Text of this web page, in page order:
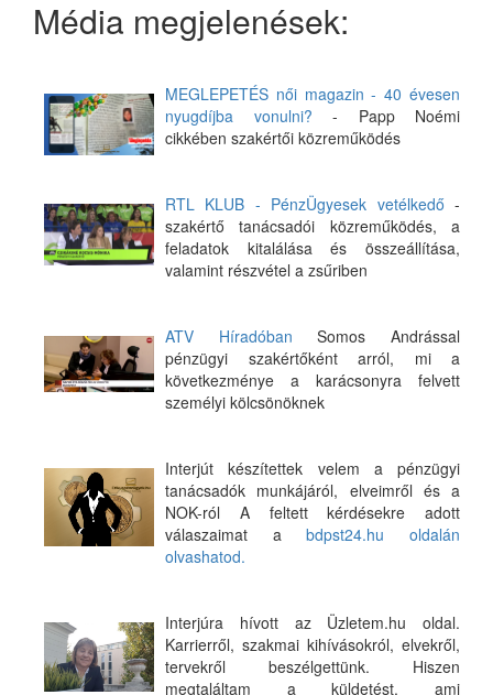
Média megjelenések:
MEGLEPETÉS női magazin - 40 évesen
nyugdíjba vonulni? - Papp Noémi
cikkében szakértői közreműködés
RTL KLUB - PénzÜgyesek vetélkedő -
szakértő tanácsadói közreműködés, a
feladatok kitalálása és összeállítása,
valamint részvétel a zsűriben
ATV Híradóban Somos Andrással
pénzügyi szakértőként arról, mi a
következménye a karácsonyra felvett
személyi kölcsönöknek
Interjút készítettek velem a pénzügyi
tanácsadók munkájáról, elveimről és a
NOK-ról A feltett kérdésekre adott
válaszaimat abdpst24.hu oldalán
olvashatod.
Interjúra hívott az Üzletem.hu oldal.
Karrierről, szakmai kihívásokról, elvekről,
tervekről beszélgettünk. Hiszen
megtaláltam a küldetést, ami